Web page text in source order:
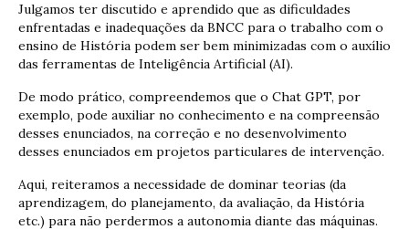
Julgamos ter discutido e aprendido que as dificuldades
enfrentadas e inadequações da BNCC para o trabalho com o
ensino de História podem ser bem minimizadas com o auxílio
das ferramentas de Inteligência Artificial (AI).
De modo prático, compreendemos que o Chat GPT, por
exemplo, pode auxiliar no conhecimento e na compreensão
desses enunciados, na correção e no desenvolvimento
desses enunciados em projetos particulares de intervenção.
Aqui, reiteramos a necessidade de dominar teorias (da
aprendizagem, do planejamento, da avaliação, da História
etc.) para não perdermos a autonomia diante das máquinas.